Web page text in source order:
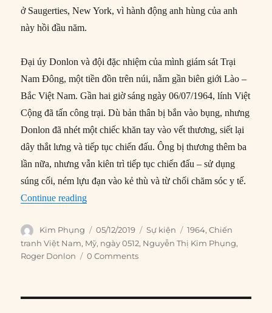
ở Saugerties, New York, vì hành động anh hùng của anh
này hồi đầu năm.
Đại úy Donlon và đội đặc nhiệm của mình giám sát Trại
Nam Đông, một tiền đồn trên núi, nằm gần biên giới Lào –
Bắc Việt Nam. Gần hai giờ sáng ngày 06/07/1964, lính Việt
Cộng đã tấn công trại. Dù bản thân bị bắn vào bụng, nhưng
Donlon đã nhét một chiếc khăn tay vào vết thương, siết lại
dây thắt lưng và tiếp tục chiến đấu. Ông bị thương thêm ba
lần nữa, nhưng vẫn kiên trì tiếp tục chiến đấu – sử dụng
súng cối, ném lựu đạn vào kẻ thù và từ chối chăm sóc y tế.
Continue reading“05/12/1964: Huân chương Danh dự đầu tiên
Author
Kim Phụng
Posted
on
05/12/2019 Categories
Sự kiện Tags
1964,Chiến
tranh Việt Nam, Mỹ, ngày 0512, Nguyễn Thị Kim Phụng,
Roger Donlon
0 Comments